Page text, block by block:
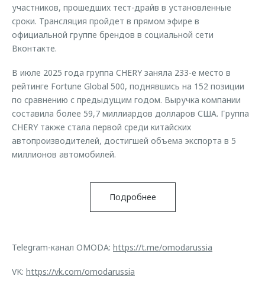
участников, прошедших тест-драйв в установленные
сроки. Трансляция пройдет в прямом эфире в
официальной группе брендов в социальной сети
Вконтакте.
В июле 2025 года группа CHERY заняла 233-е место в
рейтинге Fortune Global 500, поднявшись на 152 позиции
по сравнению с предыдущим годом. Выручка компании
составила более 59,7 миллиардов долларов США. Группа
CHERY также стала первой среди китайских
автопроизводителей, достигшей объема экспорта в 5
миллионов автомобилей.
Подробнее
Telegram-канал OMODA: https://t.me/omodarussia
VK: https://vk.com/omodarussia